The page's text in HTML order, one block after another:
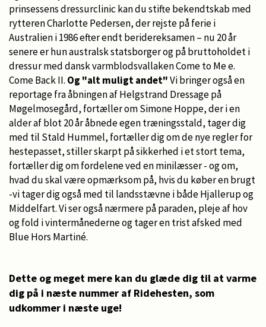
prinsessens dressurclinic kan du stifte bekendtskab med
rytteren Charlotte Pedersen, der rejste på ferie i
Australien i 1986 efter endt beridereksamen – nu 20 år
senere er hun australsk statsborger og på bruttoholdet i
dressur med dansk varmblodsvallaken Come to Me e.
Come Back II. Og "alt muligt andet"Vi bringer også en
reportage fra åbningen af Helgstrand Dressage på
Møgelmosegård, fortæller om Simone Hoppe, der i en
alder af blot 20 år åbnede egen træningsstald, tager dig
med til Stald Hummel, fortæller dig om de nye regler for
hestepasset, stiller skarpt på sikkerhed i et stort tema,
fortæller dig om fordelene ved en minilæsser - og om,
hvad du skal være opmærksom på, hvis du køber en brugt
-vi tager dig også med til landsstævne i både Hjallerup og
Middelfart. Vi ser også nærmere på paraden, pleje af hov
og fold i vintermånederne og tager en trist afsked med
Blue Hors Martiné.
Dette og meget mere kan du glæde dig til at varme
dig på i næste nummer af Ridehesten, som
udkommer i næste uge!